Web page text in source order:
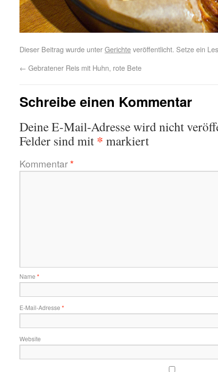
Dieser Beitrag wurde unterGerichteveröffentlicht. Setze ein
← Gebratener Reis mit Huhn, rote Bete
Schreibe einen Kommentar
Deine E-Mail-Adresse wird nicht
Felder sind mit * markiert
Kommentar*
Name *
E-Mail-Adresse *
Website